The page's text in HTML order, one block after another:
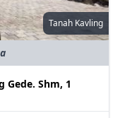
Tanah Kavling
Gede. Shm, 1